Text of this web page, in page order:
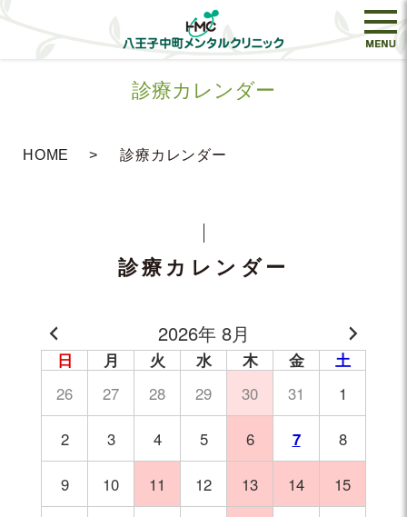
診療カレンダー
HOME 診療カレンダー
診療カレンダー
2026年 8月
日 月 火 水 木 金
土
26
27 28 29 30 31 1
2 3 4 5 6 7 8
9 10 11 12 13 14 15